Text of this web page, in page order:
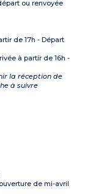
ou renvoyée
de 17h - Départ
à partir de 16h -
la réception de
à suivre
de mi-avril